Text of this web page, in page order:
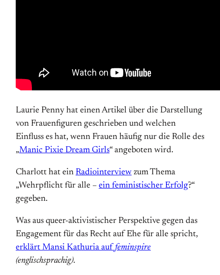
Laurie Penny hat einen Artikel über die Darstellung
von Frauenfiguren geschrieben und welchen
Einfluss es hat, wenn Frauen häufig nur die Rolle des
„Manic Pixie Dream Girls“ angeboten wird.
Charlott hat ein Radiointerview zum Thema
„Wehrpflicht für alle – ein feministischer Erfolg?“
gegeben.
Was aus queer-aktivistischer Perspektive gegen das
Engagement für das Recht auf Ehe für alle spricht,
erklärt Mansi Kathuria auf feminspire
(englischsprachig).